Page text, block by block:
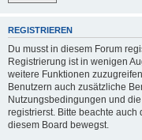
REGISTRIEREN
Du musst in diesem Forum
Registrierung ist in wenigen
weitere Funktionen
Benutzern auch zusätzliche
Nutzungsbedingungen und
registrierst. Bitte beachte
diesem Board bewegst.